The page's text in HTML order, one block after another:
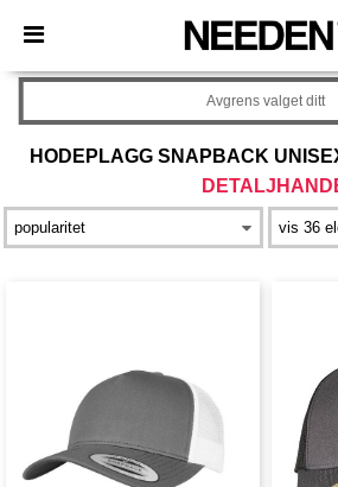
× Needen-app
Bedre priser i appen!
HODEPLAGG SNAPBACK
Avgrens valget ditt